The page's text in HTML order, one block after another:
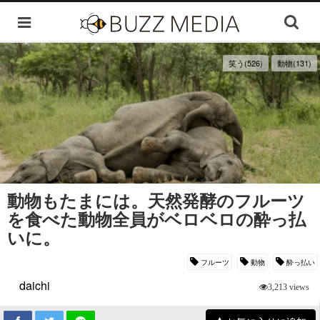
笑う(526) 動物(131)
動物もたまには。天然発酵のフルーツ
を食べた動物全員がベロベロの酔っ払
いに。
フルーツ 動物 酔っ払い
daichi 3,213 views